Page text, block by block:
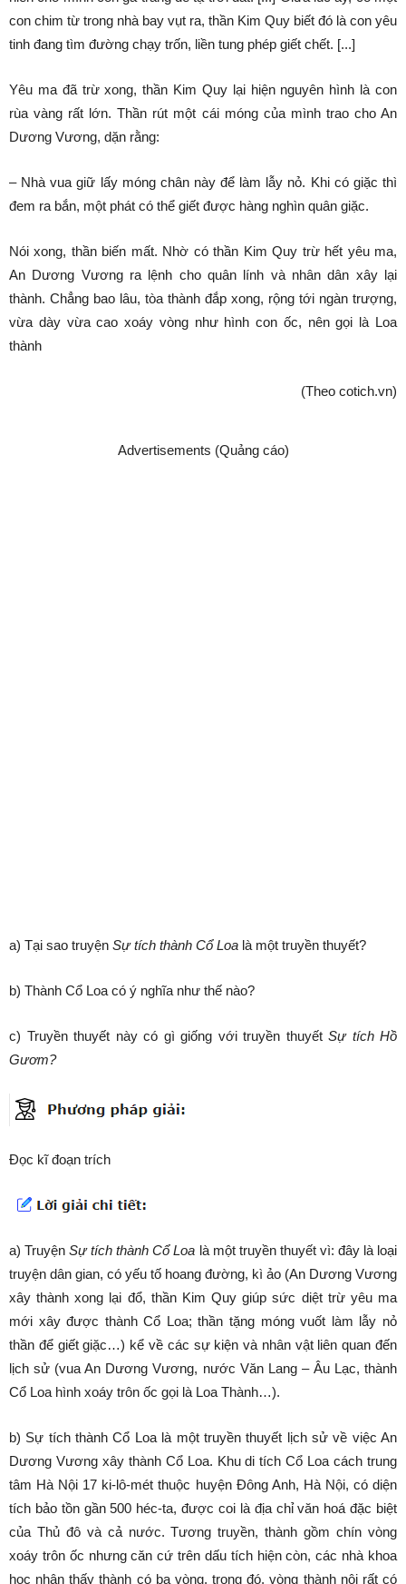
con chim từ trong nhà bay vụt ra, thần Kim Quy biết đó là con yêu
tinh đang tìm đường chạy trốn, liền tung phép giết chết. [...]
Yêu ma đã trừ xong, thần Kim Quy lại hiện nguyên hình là con
rùa vàng rất lớn. Thần rút một cái móng của mình trao cho An
Dương Vương, dặn rằng:
– Nhà vua giữ lấy móng chân này để làm lẫy nỏ. Khi có giặc thì
đem ra bắn, một phát có thể giết được hàng nghìn quân giặc.
Nói xong, thần biến mất. Nhờ có thần Kim Quy trừ hết yêu ma,
An Dương Vương ra lệnh cho quân lính và nhân dân xây lại
thành. Chẳng bao lâu, tòa thành đắp xong, rộng tới ngàn trượng,
vừa dày vừa cao xoáy vòng như hình con ốc, nên gọi là Loa
thành
(Theo cotich.vn)
Advertisements (Quảng cáo)
a) Tại sao truyện Sự tích thành Cổ Loa là một truyền thuyết?
b) Thành Cổ Loa có ý nghĩa như thế nào?
c) Truyền thuyết này có gì giống với truyền thuyết Sự tích Hồ
Gươm?
Đọc kĩ đoạn trích
a) TruyệnSự tích thành Cổ Loa là một truyền thuyết vì: đây là loại
truyện dân gian, có yếu tố hoang đường, kì ảo (An Dương Vương
xây thành xong lại đổ, thần Kim Quy giúp sức diệt trừ yêu ma
mới xây được thành Cổ Loa; thần tặng móng vuốt làm lẫy nỏ
thần để giết giặc…) kể về các sự kiện và nhân vật liên quan đến
lịch sử (vua An Dương Vương, nước Văn Lang – Âu Lạc, thành
Cổ Loa hình xoáy trôn ốc gọi là Loa Thành…).
b) Sự tích thành Cổ Loa là một truyền thuyết lịch sử về việc An
Dương Vương xây thành Cổ Loa. Khu di tích Cổ Loa cách trung
tâm Hà Nội 17 ki-lô-mét thuộc huyện Đông Anh, Hà Nội, có diện
tích bảo tồn gần 500 héc-ta, được coi là địa chỉ văn hoá đặc biệt
của Thủ đô và cả nước. Tương truyền, thành gồm chín vòng
xoáy trôn ốc nhưng căn cứ trên dấu tích hiện còn, các nhà khoa
học nhận thấy thành có ba vòng, trong đó, vòng thành nội rất có